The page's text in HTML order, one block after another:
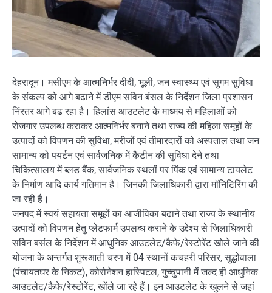
देहरादून। मसीएम के आत्मनिर्भर दीदी, भूली, जन स्वास्थ्य एवं सुगम सुविधा
के संकल्प को आगे बढाने में डीएम सविन बंसल के निर्देशन जिला प्रशासन
निंरतर आगे बढ रहा है। हिलांस आउटलेट के माध्मय से महिलाओं को
रोजगार उपलब्ध कराकर आत्मनिर्भर बनाने तथा राज्य की महिला समूहों के
उत्पादों को विपणन की सुविधा, मरीजों एवं तीमारदारों को अस्पताल तथा जन
सामान्य को पयर्टन एवं सार्वजनिक में कैंटीन की सुविधा देने तथा
चिकित्सालय में ब्लड बैंक, सार्वजनिक स्थलों पर पिंक एवं सामान्य टायलेट
के निर्माण आदि कार्य गतिमान है। जिनकी जिलाधिकारी द्वारा मॉनिटिरिंग की
जा रही है।
जनपद में स्वयं सहायता समूहों का आजीविका बढाने तथा राज्य के स्थानीय
उत्पादों को विपणन हेतु प्लेटफार्म उपलब्ध कराने के उद्देश्य से जिलाधिकारी
सविन बसंल के निर्देशन में आधुनिक आउटलेट/कैफे/रेस्टोरेंट खोले जाने की
योजना के अन्तर्गत शुरूआती चरण में 04 स्थानों कचहरी परिसर, सुद्धोवाला
(पंचायतघर के निकट), कोरोनेशन हास्पिटल, गुच्चुपानी में जल्द ही आधुनिक
आउटलेट/कैफे/रेस्टोरेंट, खोंले जा रहे हैं। इन आउटलेट के खुलने से जहां